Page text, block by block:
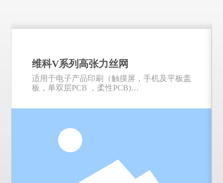
维科V系列高张力丝网
适用于电子产品印刷（触摸屏，手机及平板盖
板，单双层PCB ，柔性PCB)
* 高张力，低张力损失。低延伸率，绷网时网
刷产生的纹理
* 产品性能稳定，无批次差